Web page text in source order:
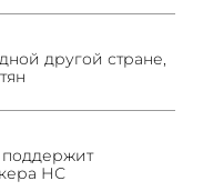
другой стране,
поддержит
НС